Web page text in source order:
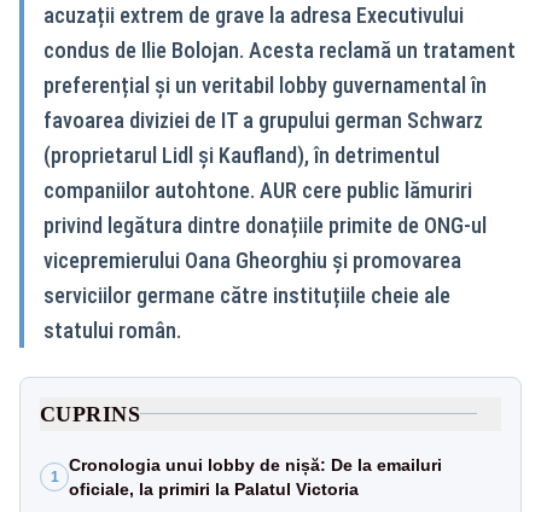
acuzații extrem de grave la adresa Executivului
condus de Ilie Bolojan. Acesta reclamă un tratament
preferențial și un veritabil lobby guvernamental în
favoarea diviziei de IT a grupului german Schwarz
(proprietarul Lidl și Kaufland), în detrimentul
companiilor autohtone. AUR cere public lămuriri
privind legătura dintre donațiile primite de ONG-ul
vicepremierului Oana Gheorghiu și promovarea
serviciilor germane către instituțiile cheie ale
statului român.
CUPRINS
1
Cronologia unui lobby de nișă: De la emailuri
oficiale, la primiri la Palatul Victoria